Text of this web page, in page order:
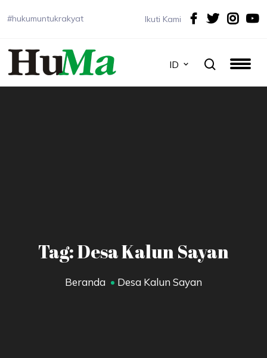
#hukumuntukrakyat Ikuti Kami
ID
Tag: Desa Kalun Sayan
Beranda Desa Kalun Sayan